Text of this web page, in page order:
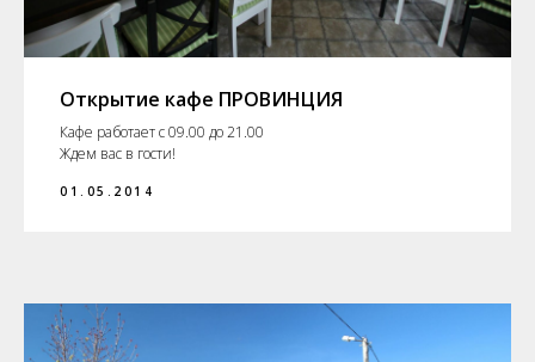
Открытие кафе ПРОВИНЦИЯ
Кафе работает с 09.00 до 21.00
Ждем вас в гости!
01.05.2014